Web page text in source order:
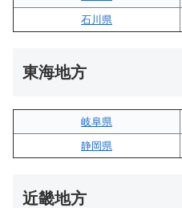
石川県
東海地方
岐阜県
静岡県
近畿地方